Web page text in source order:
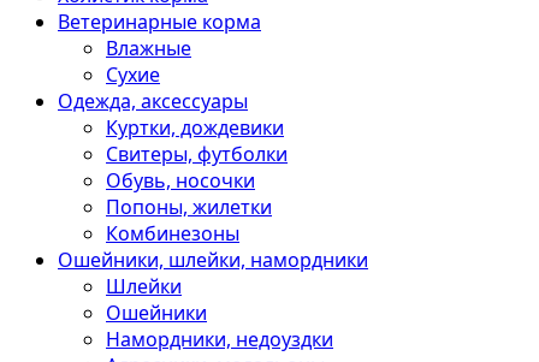
Ветеринарные корма
Влажные
Сухие
Одежда, аксессуары
Куртки, дождевики
Свитеры, футболки
Обувь, носочки
Попоны, жилетки
Комбинезоны
Ошейники, шлейки, намордники
Шлейки
Ошейники
Намордники, недоуздки